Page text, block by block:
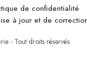
de confidentialité
à jour et de
- Tout droits réservés